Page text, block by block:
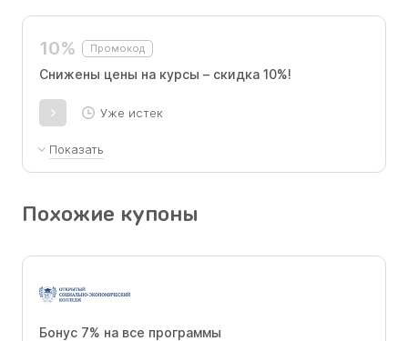
10% Промокод
Снижены цены на курсы – скидка 10%!
Уже истек
Показать
Похожие купоны
Бонус 7% на все программы